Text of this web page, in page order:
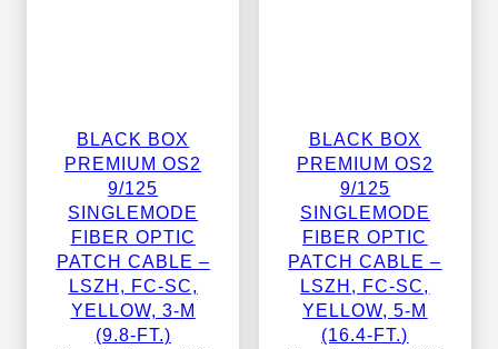
BLACK BOX
PREMIUM OS2
9/125
SINGLEMODE
FIBER OPTIC
PATCH CABLE –
LSZH, FC-SC,
YELLOW, 3-M
(9.8-FT.)
BLACK BOX
PREMIUM OS2
9/125
SINGLEMODE
FIBER OPTIC
PATCH CABLE –
LSZH, FC-SC,
YELLOW, 5-M
(16.4-FT.)